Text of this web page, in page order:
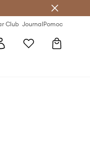
Club JournalPomoc